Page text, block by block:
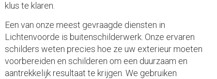
klus te klaren.
Een van onze meest gevraagde diensten in
Lichtenvoorde is buitenschilderwerk. Onze ervaren
schilders weten precies hoe ze uw exterieur moeten
voorbereiden en schilderen om een duurzaam en
aantrekkelijk resultaat te krijgen. We gebruiken